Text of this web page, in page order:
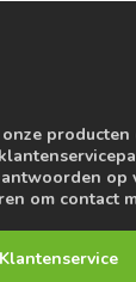
producten
op
om contact
Klantenservice